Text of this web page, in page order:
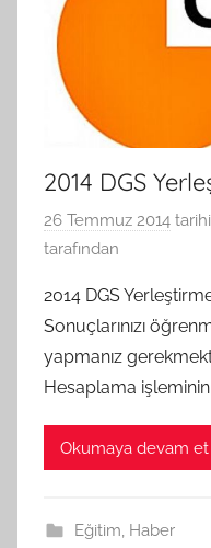
2014 DGS
26 Temmuz 2014
tarafından
2014 DGS
Sonuçlarınızı
yapmanız
Hesaplama işleminin
Okumaya devam et
Eğitim, Haber